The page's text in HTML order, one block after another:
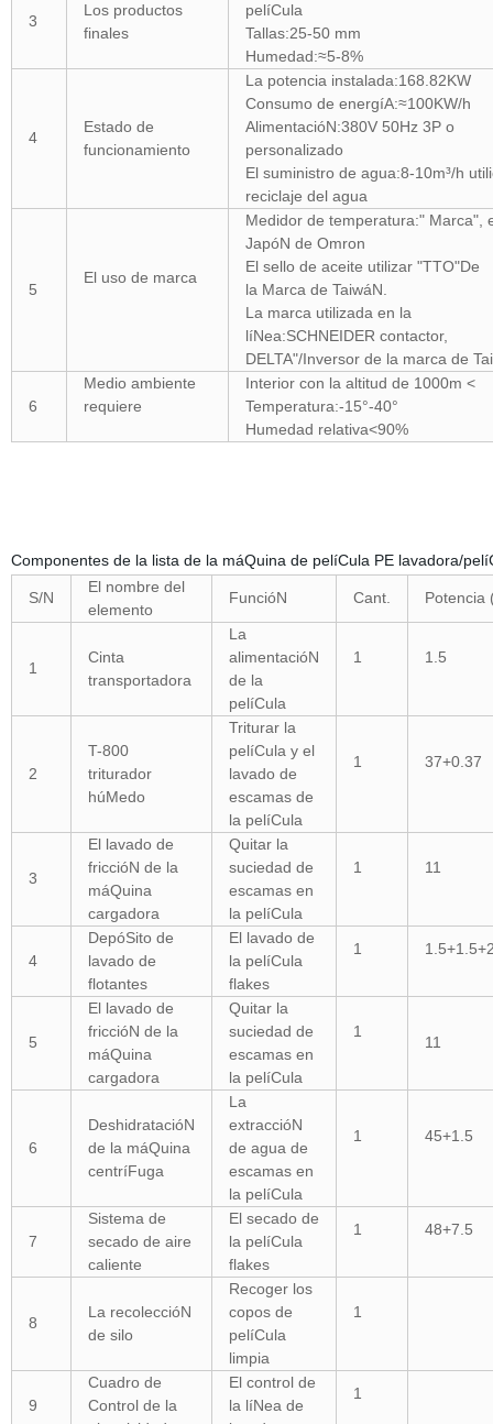
3
Los productos
finales
pelíCula
Tallas:25-50 mm
Humedad:≈5-8%
4
Estado de
funcionamiento
La potencia instalada:168.82KW
Consumo de energíA:≈100KW/h
AlimentacióN:380V 50Hz 3P o
personalizado
El suministro de agua:8-10m³/h
reciclaje del agua
5
El uso de marca
Medidor de temperatura:" Marca",
JapóN de Omron
El sello de aceite utilizar "TTO"De
la Marca de TaiwáN.
La marca utilizada en la
líNea:SCHNEIDER contactor,
DELTA"/Inversor de la marca de
6
Medio ambiente
requiere
Interior con la altitud de 1000m <
Temperatura:-15°-40°
Humedad relativa<90%
Componentes de la lista de la máQuina de pelíCula PE lavadora/
S/N
El nombre del
elemento
FuncióN Cant. Potencia
1
Cinta
transportadora
La
alimentacióN
de la
pelíCula
1 1.5
2
T-800
triturador
húMedo
Triturar la
pelíCula y el
lavado de
escamas de
la pelíCula
1 37+0.37
3
El lavado de
friccióN de la
máQuina
cargadora
Quitar la
suciedad de
escamas en
la pelíCula
1 11
4
DepóSito de
lavado de
flotantes
El lavado de
la pelíCula
flakes
1
5
El lavado de
friccióN de la
máQuina
cargadora
Quitar la
suciedad de
escamas en
la pelíCula
1
11
6
DeshidratacióN
de la máQuina
centríFuga
La
extraccióN
de agua de
escamas en
la pelíCula
1 45+1.5
7
Sistema de
secado de aire
caliente
El secado de
la pelíCula
flakes
1 48+7.5
8
La recoleccióN
de silo
Recoger los
copos de
pelíCula
limpia
1
9
Cuadro de
Control de la
El control de
la líNea de
1